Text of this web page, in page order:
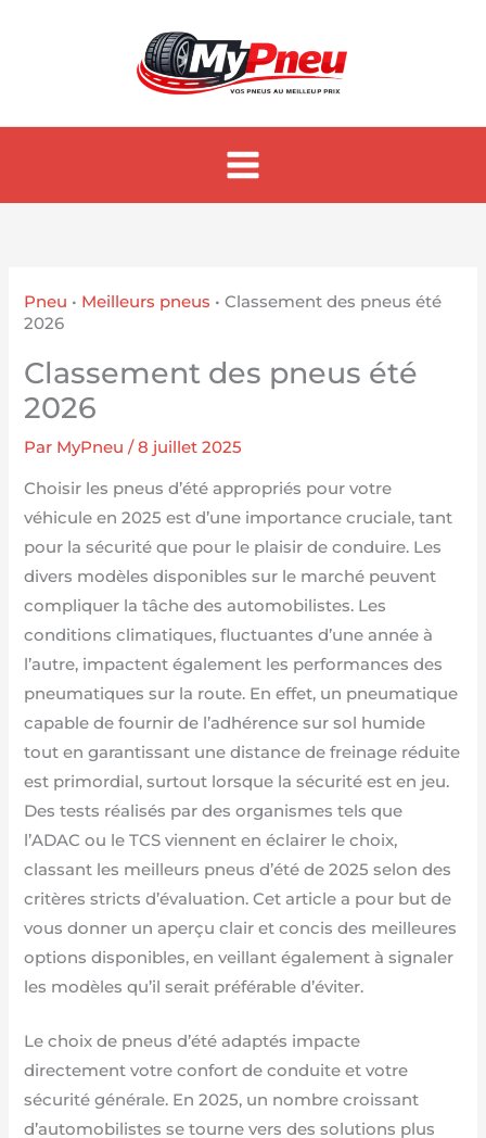
Pneu • Meilleurs pneus •Classement des pneus été
2026
Classement des pneus été
2026
Par MyPneu/8 juillet 2025
Choisir les pneus d’été appropriés pour votre
véhicule en 2025 est d’une importance cruciale, tant
pour la sécurité que pour le plaisir de conduire. Les
divers modèles disponibles sur le marché peuvent
compliquer la tâche des automobilistes. Les
conditions climatiques, fluctuantes d’une année à
l’autre, impactent également les performances des
pneumatiques sur la route. En effet, un pneumatique
capable de fournir de l’adhérence sur sol humide
tout en garantissant une distance de freinage réduite
est primordial, surtout lorsque la sécurité est en jeu.
Des tests réalisés par des organismes tels que
l’ADAC ou le TCS viennent en éclairer le choix,
classant les meilleurs pneus d’été de 2025 selon des
critères stricts d’évaluation. Cet article a pour but de
vous donner un aperçu clair et concis des meilleures
options disponibles, en veillant également à signaler
les modèles qu’il serait préférable d’éviter.
Le choix de pneus d’été adaptés impacte
directement votre confort de conduite et votre
sécurité générale. En 2025, un nombre croissant
d’automobilistes se tourne vers des solutions plus